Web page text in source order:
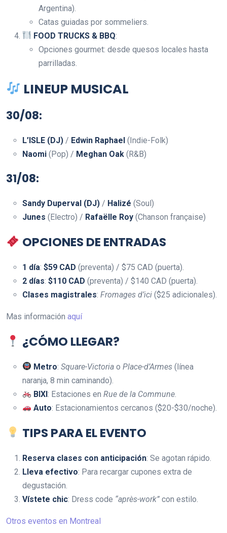
Argentina).
Catas guiadas por sommeliers.
FOOD TRUCKS & BBQ:
Opciones gourmet: desde quesos locales hasta
parrilladas.
LINEUP MUSICAL
30/08:
L’ISLE (DJ) / Edwin Raphael (Indie-Folk)
Naomi (Pop) / Meghan Oak (R&B)
31/08:
Sandy Duperval (DJ) / Halizé (Soul)
Junes (Electro) / Rafaëlle Roy (Chanson française)
OPCIONES DE ENTRADAS
1 día: $59 CAD (preventa) / $75 CAD (puerta).
2 días: $110 CAD (preventa) / $140 CAD (puerta).
Clases magistrales: Fromages d’ici ($25 adicionales).
Mas información aquí
¿CÓMO LLEGAR?
Metro:Square-Victoria oPlace-d’Armes (línea
naranja, 8 min caminando).
BIXI: Estaciones enRue de la Commune.
Auto: Estacionamientos cercanos ($20-$30/noche).
TIPS PARA EL EVENTO
Reserva clases con anticipación: Se agotan rápido.
Lleva efectivo: Para recargar cupones extra de
degustación.
Vístete chic: Dress code “après-work” con estilo.
Otros eventos en Montreal